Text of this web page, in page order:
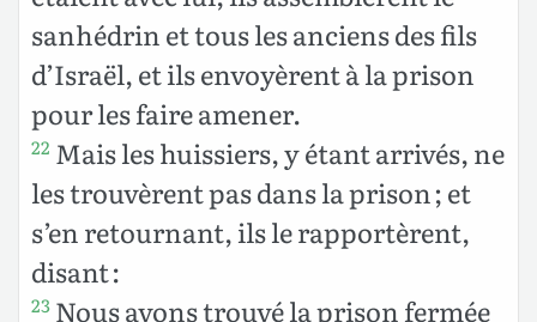
sanhédrin et tous les anciens des fils
d’Israël, et ils envoyèrent à la prison
pour les faire amener.
22 Mais les huissiers, y étant arrivés, ne
les trouvèrent pas dans la prison ; et
s’en retournant, ils le rapportèrent,
disant :
23 Nous avons trouvé la prison fermée